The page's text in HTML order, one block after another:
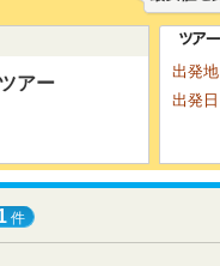
ツアー
出発地
出発日
件